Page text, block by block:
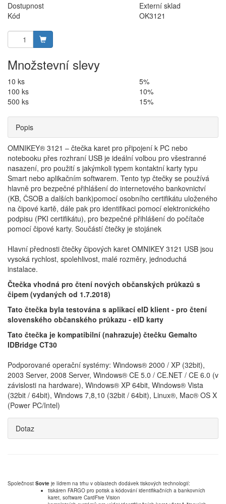
Dostupnost
Externí sklad
Kód
OK3121
Množstevní slevy
10 ks
5%
100 ks
10%
500 ks
15%
Popis
OMNIKEY® 3121 – čtečka karet pro připojení k PC nebo
notebooku přes rozhraní USB je ideální volbou pro všestranné
nasazení, pro použití s jakýmkoli typem kontaktní karty typu
Smart nebo aplikačním softwarem. Tento typ čtečky se používá
hlavně pro bezpečné přihlášení do internetového bankovnictví
(KB, ČSOB a dalších bank)pomocí osobního certifikátu uloženého
na čipové kartě, dále pak pro identifikaci pomocí elektronického
podpisu (PKI certifikátu), pro bezpečné přihlášení do počítače
pomocí čipové karty. Součástí čtečky je stojánek
Hlavní přednosti čtečky čipových karet OMNIKEY 3121 USB jsou
vysoká rychlost, spolehlivost, malé rozměry, jednoduchá
instalace.
Čtečka vhodná pro čtení nových občanských průkazů s
čipem (vydaných od 1.7.2018)
Tato čtečka byla testována s aplikací eID klient - pro čtení
slovenského občanského průkazu - eID karty
Tato čtečka je kompatibilní (nahrazuje) čtečku Gemalto
IDBridge CT30
Podporované operační systémy: Windows® 2000 / XP (32bit),
2003 Server, 2008 Server, Windows® CE 5.0 / CE.NET / CE 6.0 (v
závislosti na hardware), Windows® XP 64bit, Windows® Vista
(32bit / 64bit), Windows 7,8,10 (32bit / 64bit), Linux®, Mac® OS X
(Power PC/Intel)
Dotaz
Společnost Sovte je lídrem na trhu v oblastech dodávek tiskových technologií:
tiskáren FARGO pro potisk a kódování identifikačních a bankovních
karet, software CardFive Vision